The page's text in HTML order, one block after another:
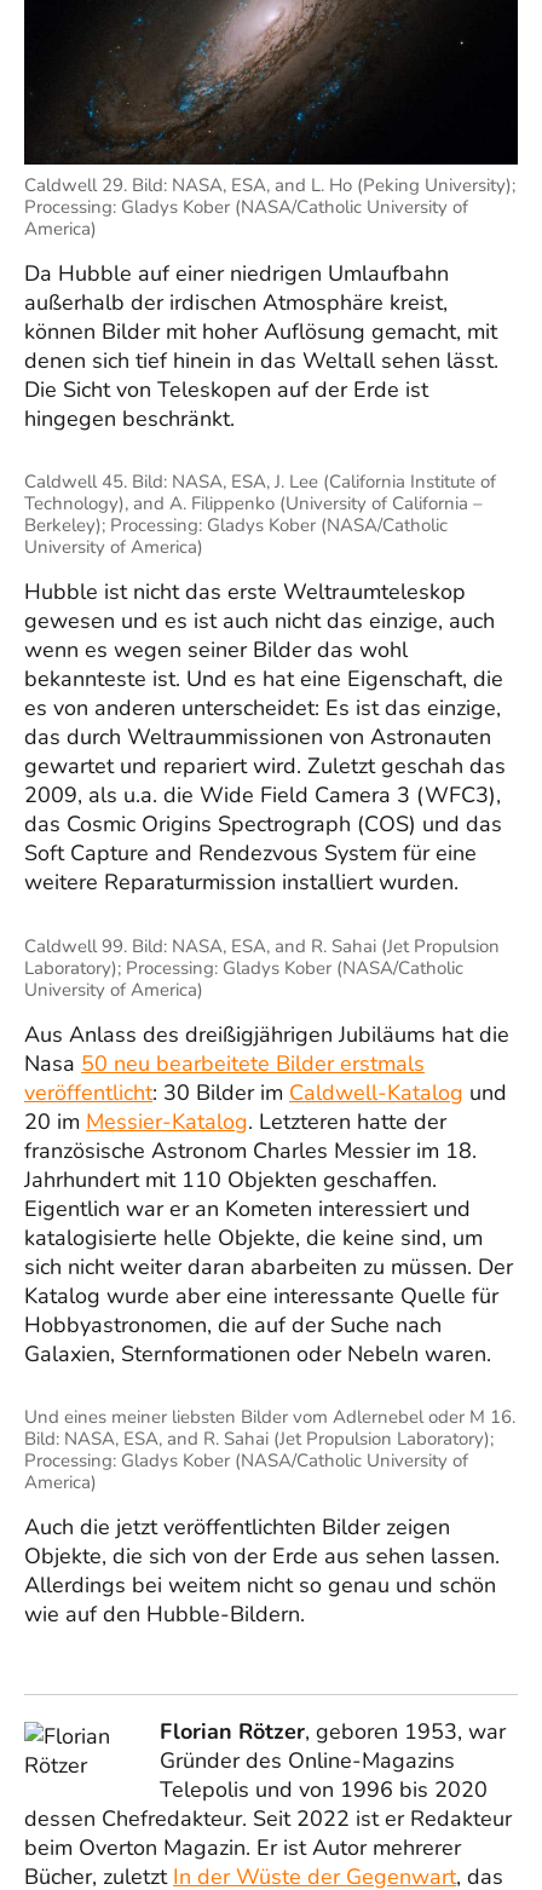
Caldwell 29. Bild: NASA, ESA, and L. Ho (Peking University);
Processing: Gladys Kober (NASA/Catholic University of
America)
Da Hubble auf einer niedrigen Umlaufbahn
außerhalb der irdischen Atmosphäre kreist,
können Bilder mit hoher Auflösung gemacht, mit
denen sich tief hinein in das Weltall sehen lässt.
Die Sicht von Teleskopen auf der Erde ist
hingegen beschränkt.
Caldwell 45. Bild: NASA, ESA, J. Lee (California Institute of
Technology), and A. Filippenko (University of California –
Berkeley); Processing: Gladys Kober (NASA/Catholic
University of America)
Hubble ist nicht das erste Weltraumteleskop
gewesen und es ist auch nicht das einzige, auch
wenn es wegen seiner Bilder das wohl
bekannteste ist. Und es hat eine Eigenschaft, die
es von anderen unterscheidet: Es ist das einzige,
das durch Weltraummissionen von Astronauten
gewartet und repariert wird. Zuletzt geschah das
2009, als u.a. die Wide Field Camera 3 (WFC3),
das Cosmic Origins Spectrograph (COS) und das
Soft Capture and Rendezvous System für eine
weitere Reparaturmission installiert wurden.
Caldwell 99. Bild: NASA, ESA, and R. Sahai (Jet Propulsion
Laboratory); Processing: Gladys Kober (NASA/Catholic
University of America)
Aus Anlass des dreißigjährigen Jubiläums hat die
Nasa 50 neu bearbeitete Bilder erstmals
veröffentlicht: 30 Bilder im Caldwell-Katalog und
20 im Messier-Katalog. Letzteren hatte der
französische Astronom Charles Messier im 18.
Jahrhundert mit 110 Objekten geschaffen.
Eigentlich war er an Kometen interessiert und
katalogisierte helle Objekte, die keine sind, um
sich nicht weiter daran abarbeiten zu müssen. Der
Katalog wurde aber eine interessante Quelle für
Hobbyastronomen, die auf der Suche nach
Galaxien, Sternformationen oder Nebeln waren.
Und eines meiner liebsten Bilder vom Adlernebel oder M 16.
Bild: NASA, ESA, and R. Sahai (Jet Propulsion Laboratory);
Processing: Gladys Kober (NASA/Catholic University of
America)
Auch die jetzt veröffentlichten Bilder zeigen
Objekte, die sich von der Erde aus sehen lassen.
Allerdings bei weitem nicht so genau und schön
wie auf den Hubble-Bildern.
Florian Rötzer, geboren 1953, war
Gründer des Online-Magazins
Telepolis und von 1996 bis 2020
dessen Chefredakteur. Seit 2022 ist er Redakteur
beim Overton Magazin. Er ist Autor mehrerer
Bücher, zuletzt In der Wüste der Gegenwart, das